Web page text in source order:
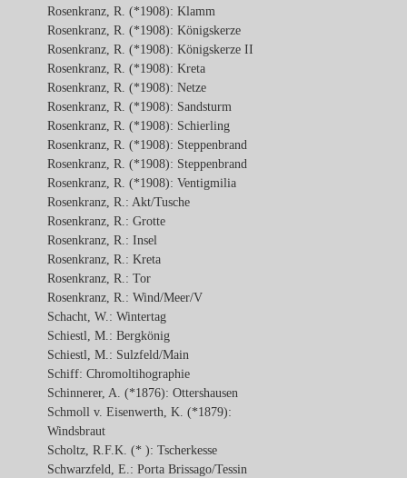
Rosenkranz, R. (*1908): Klamm
Rosenkranz, R. (*1908): Königskerze
Rosenkranz, R. (*1908): Königskerze II
Rosenkranz, R. (*1908): Kreta
Rosenkranz, R. (*1908): Netze
Rosenkranz, R. (*1908): Sandsturm
Rosenkranz, R. (*1908): Schierling
Rosenkranz, R. (*1908): Steppenbrand
Rosenkranz, R. (*1908): Steppenbrand
Rosenkranz, R. (*1908): Ventigmilia
Rosenkranz, R.: Akt/Tusche
Rosenkranz, R.: Grotte
Rosenkranz, R.: Insel
Rosenkranz, R.: Kreta
Rosenkranz, R.: Tor
Rosenkranz, R.: Wind/Meer/V
Schacht, W.: Wintertag
Schiestl, M.: Bergkönig
Schiestl, M.: Sulzfeld/Main
Schiff: Chromoltihographie
Schinnerer, A. (*1876): Ottershausen
Schmoll v. Eisenwerth, K. (*1879):
Windsbraut
Scholtz, R.F.K. (* ): Tscherkesse
Schwarzfeld, E.: Porta Brissago/Tessin